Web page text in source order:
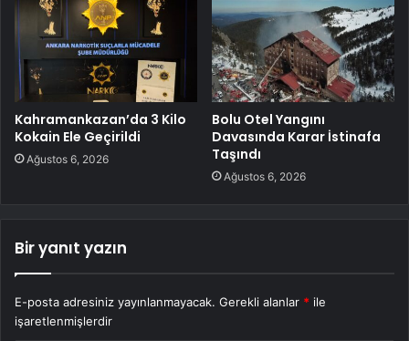
Kahramankazan’da 3 Kilo
Kokain Ele Geçirildi
Ağustos 6, 2026
Bolu Otel Yangını
Davasında Karar İstinafa
Taşındı
Ağustos 6, 2026
Bir yanıt yazın
E-posta adresiniz yayınlanmayacak. Gerekli alanlar * ile
işaretlenmişlerdir